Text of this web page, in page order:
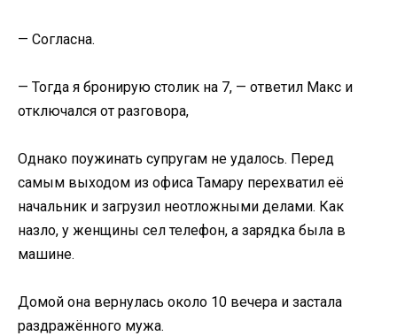
— Согласна.
— Тогда я бронирую столик на 7, — ответил Макс и
отключался от разговора,
Однако поужинать супругам не удалось. Перед
самым выходом из офиса Тамару перехватил её
начальник и загрузил неотложными делами. Как
назло, у женщины сел телефон, а зарядка была в
машине.
Домой она вернулась около 10 вечера и застала
раздражённого мужа.